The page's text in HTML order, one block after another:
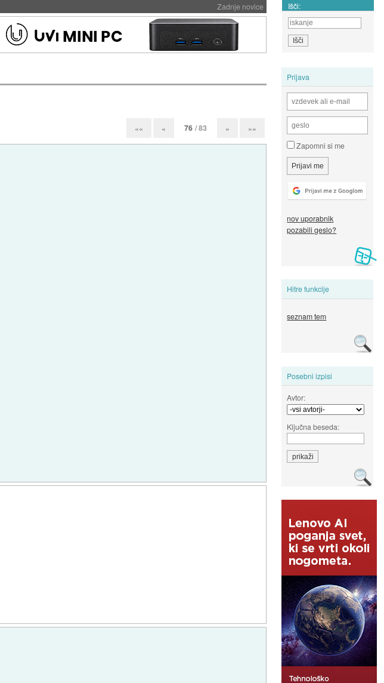
Zadnje novice Išči:
Prijava
Zapomni si me
nov uporabnik
pozabili geslo?
Hitre funkcije
seznam tem
Posebni izpisi
Avtor:
Ključna beseda:
«« « 76 / 83 » »»